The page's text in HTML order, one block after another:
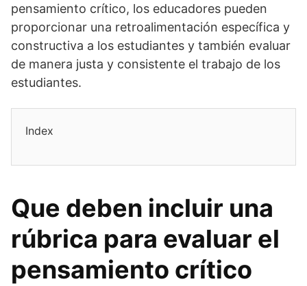
pensamiento crítico, los educadores pueden
proporcionar una retroalimentación específica y
constructiva a los estudiantes y también evaluar
de manera justa y consistente el trabajo de los
estudiantes.
Index
Que deben incluir una
rúbrica para evaluar el
pensamiento crítico